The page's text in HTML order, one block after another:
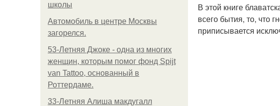
школы
Автомобиль в центре Москвы
загорелся.
53-Летняя Джоке - одна из многих
женщин, которым помог фонд Spijt
van Tattoo, основанный в
Роттердаме.
33-Летняя Алиша макдугалл
В этой книге
всего бытия, то, что
приписывается